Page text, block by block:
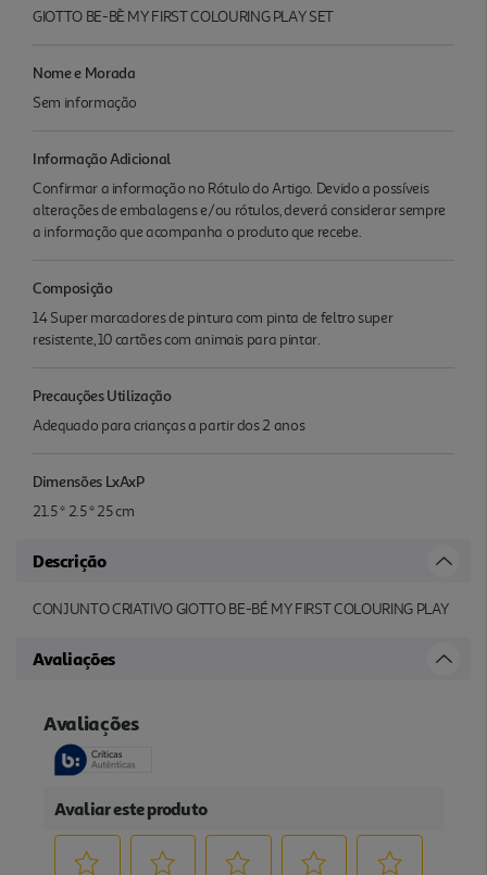
GIOTTO BE-BÈ MY FIRST COLOURING PLAY SET
Nome e Morada
Sem informação
Informação Adicional
Confirmar a informação no Rótulo do Artigo. Devido a possíveis
alterações de embalagens e/ou rótulos, deverá considerar sempre
a informação que acompanha o produto que recebe.
Composição
14 Super marcadores de pintura com pinta de feltro super
resistente, 10 cartões com animais para pintar.
Precauções Utilização
Adequado para crianças a partir dos 2 anos
Dimensões LxAxP
21.5 * 2.5 * 25 cm
Descrição
CONJUNTO CRIATIVO GIOTTO BE-BÉ MY FIRST COLOURING PLAY
Avaliações